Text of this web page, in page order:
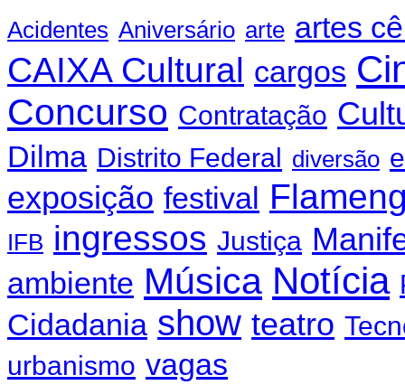
Acidentes Aniversário arte artes
CAIXA Cultural cargos
Concurso Contratação
Dilma Distrito Federal diversão
exposição festival
IFB ingressos Justiça
ambiente Música Notícia
Cidadania show teatro
urbanismo vagas